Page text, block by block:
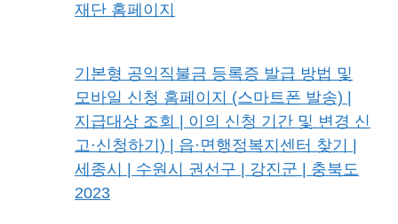
재단 홈페이지
기본형 공익직불금 등록증 발급 방법 및
모바일 신청 홈페이지 (스마트폰 발송) |
지급대상 조회 | 이의 신청 기간 및 변경 신
고·신청하기) | 읍·면행정복지센터 찾기 |
세종시 | 수원시 권선구 | 강진군 | 충북도
2023